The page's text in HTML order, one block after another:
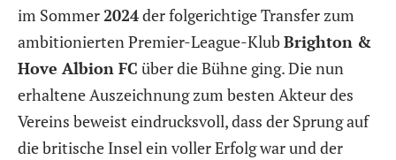
im Sommer2024der folgerichtige Transfer zum
ambitionierten Premier-League-Klub Brighton &
Hove Albion FC über die Bühne ging. Die nun
erhaltene Auszeichnung zum besten Akteur des
Vereins beweist eindrucksvoll, dass der Sprung auf
die britische Insel ein voller Erfolg war und der